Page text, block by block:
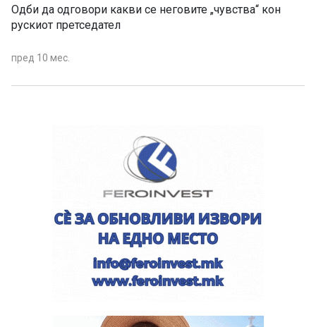
Одби да одговори какви се неговите „чувства“ кон
рускиот претседател
пред 10 мес.